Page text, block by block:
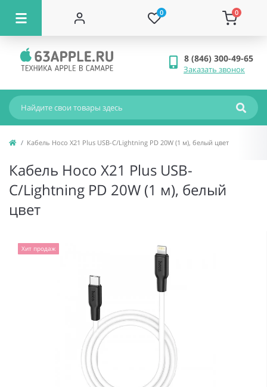
0 0
8 (846) 300-49-65
Заказать звонок
Кабель Hoco X21 Plus USB-C/Lightning PD 20W (1 м), белый цвет
Кабель Hoco X21 Plus USB-
C/Lightning PD 20W (1 м), белый
цвет
Хит продаж